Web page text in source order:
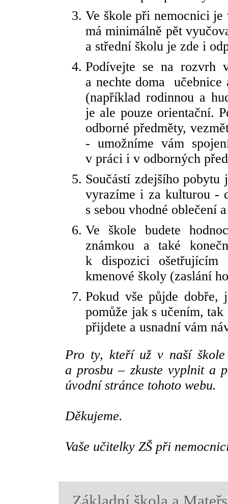
Ve škole při nemocnici
má minimálně pět
a střední školu je zde i
Podívejte se na rozvrh
a nechte doma učebnice
(například rodinnou a
je ale pouze orientační.
odborné předměty,
- umožníme vám
v práci i v odborných
Součástí zdejšího
vyrazíme i za kulturou -
s sebou vhodné oblečení
Ve škole budete
známkou a také
k dispozici
kmenové školy (zaslání
Pokud vše půjde dobře,
pomůže jak s učením,
přijdete a usnadní vám
Pro ty, kteří už v naší
a prosbu – zkuste vyplnit a
úvodní stránce tohoto webu.
Děkujeme.
Vaše učitelky ZŠ při